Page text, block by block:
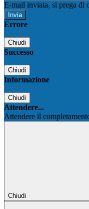
E-mail inviata, si prega di
Errore
Chiudi
Successo
Chiudi
Informazione
Chiudi
Attendere...
Attendere il
Chiudi